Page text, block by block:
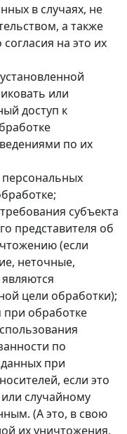
в случаях, не
а также
на это их
или
доступ к
по их
персональных
субъекта
представителя об
(если
неточные,
цели обработки);
обработке
по
при
если это
случайному
(А это, в свою
их уничтожения,